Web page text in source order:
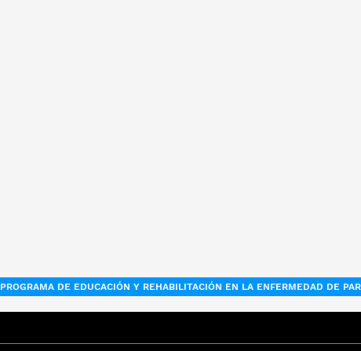
PROGRAMA DE EDUCACIÓN Y REHABILITACIÓN EN LA ENFERMEDAD DE